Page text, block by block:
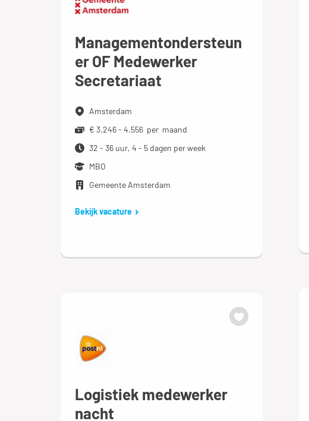
Managementondersteun
er OF Medewerker
Secretariaat
Amsterdam
€ 3.246 - 4.556 per maand
32 - 36 uur, 4 - 5 dagen per week
MBO
Gemeente Amsterdam
Bekijk vacature
Logistiek medewerker
nacht